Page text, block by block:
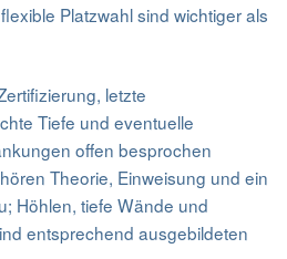
Platzwahl sind wichtiger als
letzte
Tiefe und eventuelle
offen besprochen
Theorie, Einweisung und ein
Höhlen, tiefe Wände und
entsprechend ausgebildeten